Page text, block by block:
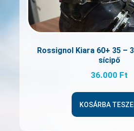
Rossignol Kiara 60+ 35 –
sícipő
36.000 Ft
KOSÁRBA